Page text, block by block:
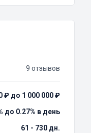
9 отзывов
₽ до 1 000 000 ₽
до 0.27% в день
61 - 730 дн.